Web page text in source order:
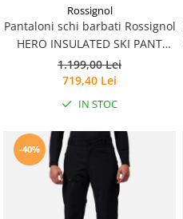
Rossignol
Pantaloni schi barbati Rossignol
HERO INSULATED SKI PANT
Onyx Grey
1.199,00 Lei
719,40 Lei
IN STOC
-40%